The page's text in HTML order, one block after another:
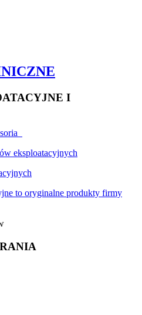
I
eksploatacyjnych
to oryginalne produkty firmy